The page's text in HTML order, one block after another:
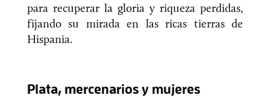
para recuperar la gloria y riqueza perdidas,
fijando su mirada en las ricas tierras de
Hispania.
Plata, mercenarios y mujeres